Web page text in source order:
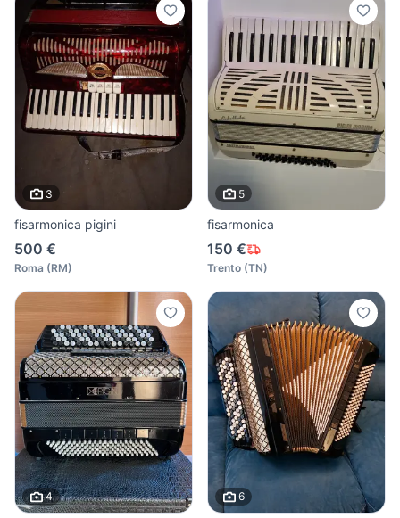
3
fisarmonica pigini
500 €
Roma (RM)
5
fisarmonica
150 €
Trento (TN)
4 6